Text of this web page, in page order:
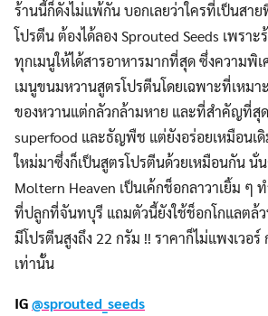
ร้านนี้ก็ดังไม่แพ้กัน บอกเลยว่าใครที่เป็นสา
โปรตีน ต้องได้ลอง Sprouted Seeds เพรา
ทุกเมนูให้ได้สารอาหารมากที่สุด ซึ่งความพิ
เมนูขนมหวานสูตรโปรตีนโดยเฉพาะที่เหม
ของหวานแต่กลัวกล้ามหาย และที่สำคัญที่สุ
superfood และธัญพืช แต่ยังอร่อยเหมือนเ
ใหม่มาซึ่งก็เป็นสูตรโปรตีนด้วยเหมือนกัน นั่
Moltern Heaven เป็นเค้กช็อกลาวาเยิ้ม ๆ
ที่ปลูกที่จันทบุรี แถมตัวนี้ยังใช้ช็อกโกแลตล้ว
มีโปรตีนสูงถึง 22 กรัม !! ราคาก็ไม่แพงเวอ
เท่านั้น
IG@sprouted_seeds